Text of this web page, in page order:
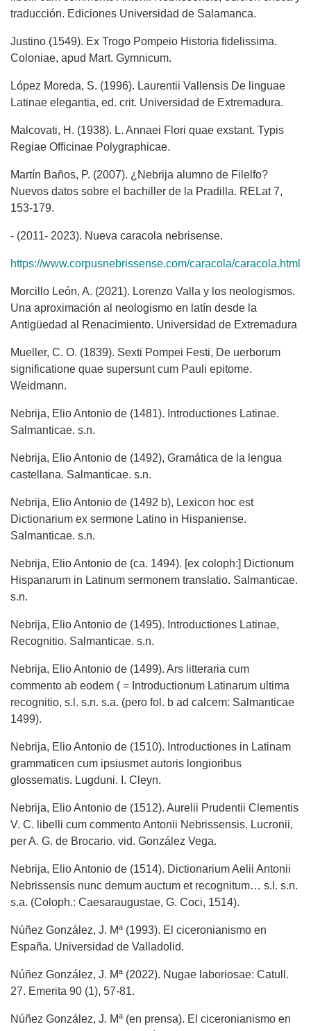
traducción. Ediciones Universidad de Salamanca.
Justino (1549). Ex Trogo Pompeio Historia fidelissima.
Coloniae, apud Mart. Gymnicum.
López Moreda, S. (1996). Laurentii Vallensis De linguae
Latinae elegantia, ed. crit. Universidad de Extremadura.
Malcovati, H. (1938). L. Annaei Flori quae exstant. Typis
Regiae Officinae Polygraphicae.
Martín Baños, P. (2007). ¿Nebrija alumno de Filelfo?
Nuevos datos sobre el bachiller de la Pradilla. RELat 7,
153-179.
- (2011- 2023). Nueva caracola nebrisense.
https://www.corpusnebrissense.com/caracola/caracola.html
Morcillo León, A. (2021). Lorenzo Valla y los neologismos.
Una aproximación al neologismo en latín desde la
Antigüedad al Renacimiento. Universidad de Extremadura
Mueller, C. O. (1839). Sexti Pompei Festi, De uerborum
significatione quae supersunt cum Pauli epitome.
Weidmann.
Nebrija, Elio Antonio de (1481). Introductiones Latinae.
Salmanticae. s.n.
Nebrija, Elio Antonio de (1492), Gramática de la lengua
castellana. Salmanticae. s.n.
Nebrija, Elio Antonio de (1492 b), Lexicon hoc est
Dictionarium ex sermone Latino in Hispaniense.
Salmanticae. s.n.
Nebrija, Elio Antonio de (ca. 1494). [ex coloph:] Dictionum
Hispanarum in Latinum sermonem translatio. Salmanticae.
s.n.
Nebrija, Elio Antonio de (1495). Introductiones Latinae,
Recognitio. Salmanticae. s.n.
Nebrija, Elio Antonio de (1499). Ars litteraria cum
commento ab eodem ( = Introductionum Latinarum ultima
recognitio, s.l. s.n. s.a. (pero fol. b ad calcem: Salmanticae
1499).
Nebrija, Elio Antonio de (1510). Introductiones in Latinam
grammaticen cum ipsiusmet autoris longioribus
glossematis. Lugduni. I. Cleyn.
Nebrija, Elio Antonio de (1512). Aurelii Prudentii Clementis
V. C. libelli cum commento Antonii Nebrissensis. Lucronii,
per A. G. de Brocario. vid. González Vega.
Nebrija, Elio Antonio de (1514). Dictionarium Aelii Antonii
Nebrissensis nunc demum auctum et recognitum… s.l. s.n.
s.a. (Coloph.: Caesaraugustae, G. Coci, 1514).
Núñez González, J. Mª (1993). El ciceronianismo en
España. Universidad de Valladolid.
Núñez González, J. Mª (2022). Nugae laboriosae: Catull.
27. Emerita 90 (1), 57-81.
Núñez González, J. Mª (en prensa). El ciceronianismo en